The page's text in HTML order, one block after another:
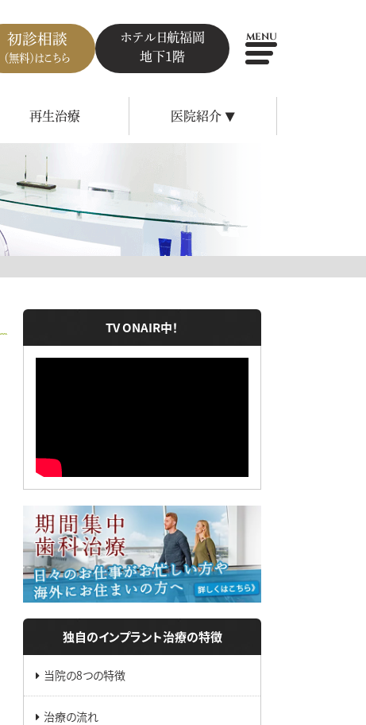
初診相談
（無料）はこちら
ホテル日航福岡
地下1階
MENU
再生治療 医院紹介▼
TV ONAIR中！
独自のインプラント治療の特徴
当院の8つの特徴
治療の流れ